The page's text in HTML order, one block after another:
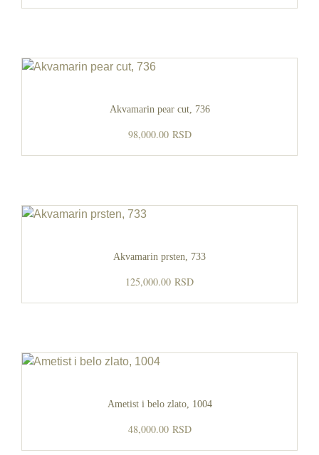
Akvamarin pear cut, 736
98,000.00 RSD
Akvamarin prsten, 733
125,000.00 RSD
Ametist i belo zlato, 1004
48,000.00 RSD